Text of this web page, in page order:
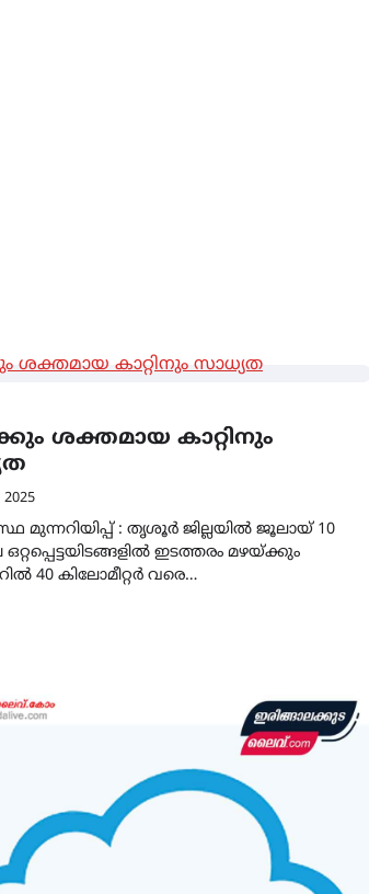
ശക്തമായ കാറ്റിനും
2025
മുന്നറിയിപ്പ് : തൃശൂർ ജില്ലയിൽ ജൂലായ് 10
ഒറ്റപ്പെട്ടയിടങ്ങളിൽ ഇടത്തരം മഴയ്ക്കും
40 കിലോമീറ്റർ വരെ…